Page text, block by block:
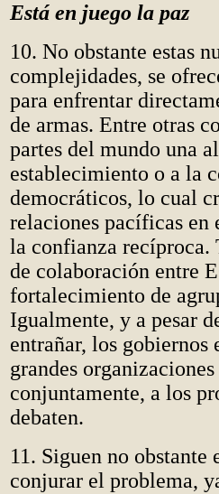
Está en juego la paz
10. No obstante estas
complejidades, se
para enfrentar
de armas. Entre otras
partes del mundo una
establecimiento o a la
democráticos, lo cual
relaciones pacíficas
la confianza recíproca.
de colaboración entre
fortalecimiento de
Igualmente, y a pesar
entrañar, los gobiernos
grandes
conjuntamente, a los
debaten.
11. Siguen no
conjurar el problema,